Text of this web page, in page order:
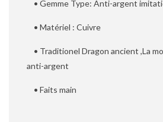
• Gemme Type: Anti-argent
• Matériel : Cuivre
• Traditionel Dragon ancient ,La
anti-argent
• Faits main